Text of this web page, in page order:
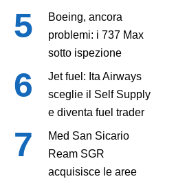
Boeing, ancora
problemi: i 737 Max
sotto ispezione
Jet fuel: Ita Airways
sceglie il Self Supply
e diventa fuel trader
Med San Sicario
Ream SGR
acquisisce le aree